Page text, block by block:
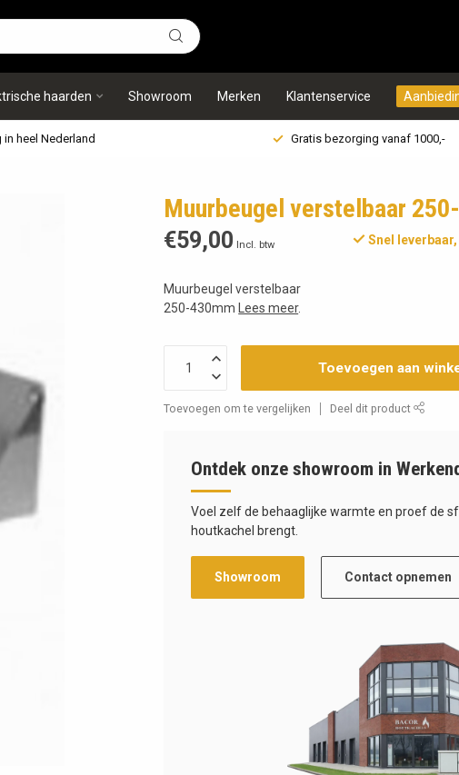
haarden Showroom Merken Klantenservice
heel Nederland Gratis bezorging vanaf 1000,-
Muurbeugel verstelbaar
€59,00 Incl. btw Snel
Muurbeugel verstelbaar
250-430mm
Lees meer.
Toevoegen aan
Toevoegen om te vergelijken Deel dit product
Ontdek onze showroom in
Voel zelf de behaaglijke warmte en proef de
houtkachel brengt.
Showroom Contact opnemen